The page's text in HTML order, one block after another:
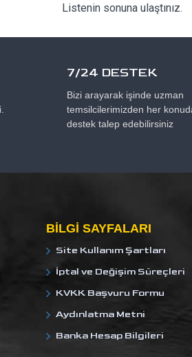
Listenin sonuna ulaştınız.
7/24 DESTEK
Bizi arayarak işinde uzman
temsilcilerimizden her
destek talep edebilirsiniz
BILGI SAYFALARI
Site Kullanım Şartları
İptal ve Değişim Süreçleri
KVKK Başvuru Formu
Aydınlatma Metni
Banka Hesap Bilgileri